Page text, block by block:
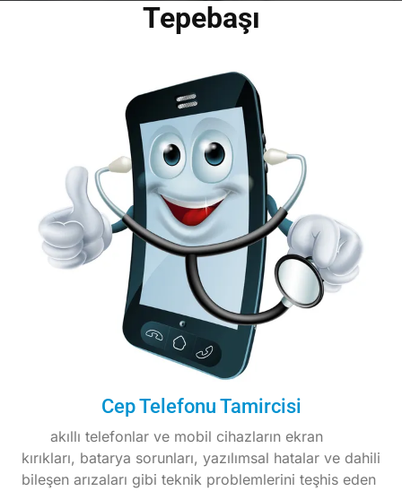
Tepebaşı
Cep Telefonu Tamircisi
akıllı telefonlar ve mobil cihazların ekran
kırıkları, batarya sorunları, yazılımsal hatalar ve dahili
bileşen arızaları gibi teknik problemlerini teşhis eden